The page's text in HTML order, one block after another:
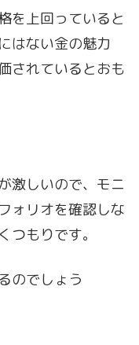
を上回っていると
はない金の魅力
されているとおも
激しいので、モニ
ォリオを確認しな
つもりです。
のでしょう